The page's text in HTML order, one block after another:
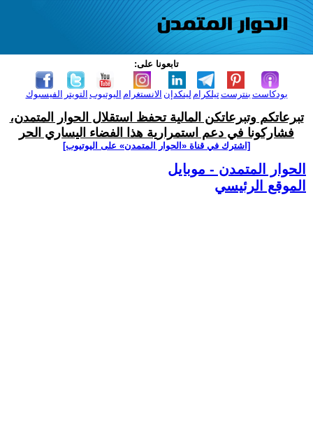
تابعونا على:
الفيسبوك التويتر اليوتيوب الانستغرام لينكدإن تيلكرامبنترست بودكاست
تبرعاتكم وتبرعاتكن المالية تحفظ استقلال الحوار المتمدن،
فشاركونا في دعم استمرارية هذا الفضاء اليساري الحر
[اشترك في قناة ‫«الحوار المتمدن» على اليوتيوب]
الحوار المتمدن - موبايل
الموقع الرئيسي